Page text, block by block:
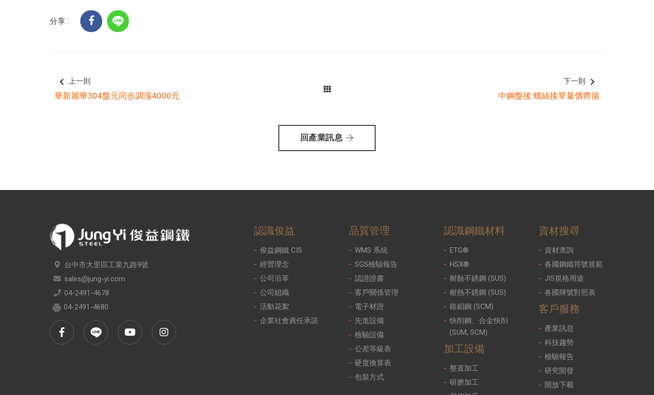
分享 :
上一則
華新麗華304盤元同步調漲4000元
下一則
中鋼盤後 螺絲接單量價齊揚
回產業訊息
台中市大里區工業九路9號
sales@jung-yi.com
04-2491-4678
04-2491-4680
認識俊益
俊益鋼鐵 CIS
經營理念
公司沿革
公司組織
活動花絮
企業社會責任承諾
品質管理
WMS 系統
SGS檢驗報告
認證證書
客戶關係管理
電子材證
先進設備
檢驗設備
公差等級表
硬度換算表
包裝方式
認識鋼鐵材料
ETG®
HSX®
耐蝕不銹鋼 (SUS)
耐熱不銹鋼 (SUS)
鉻鉬鋼 (SCM)
快削鋼、合金快削
(SUM, SCM)
加工設備
整直加工
研磨加工
資材搜尋
資材查詢
各國鋼鐵符號規範
JIS規格用途
各國牌號對照表
客戶服務
產業訊息
科技趨勢
檢驗報告
研究開發
開放下載